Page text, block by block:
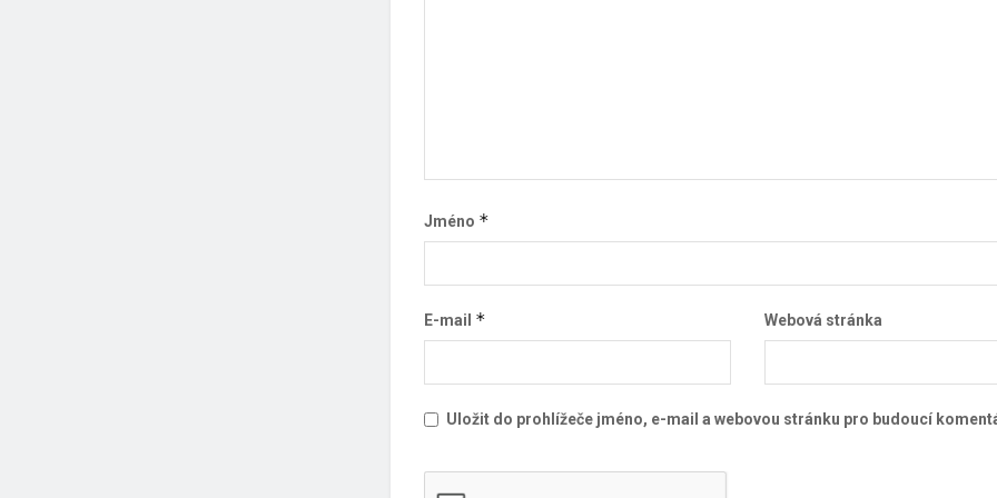
Jméno *
E-mail * Webová stránka
Uložit do prohlížeče jméno, e-mail a webovou stránku pro budoucí